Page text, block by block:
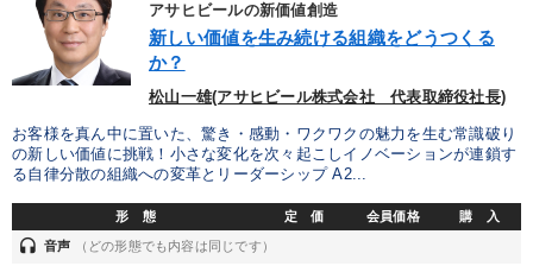
アサヒビールの新価値創造
新しい価値を生み続ける組織をどうつくる
か？
松山一雄(アサヒビール株式会社 代表取締役社長)
お客様を真ん中に置いた、驚き・感動・ワクワクの魅力を生む常識破り
の新しい価値に挑戦！小さな変化を次々起こしイノベーションが連鎖す
る自律分散の組織への変革とリーダーシップ A2...
形 態 定 価 会員価格 購 入
headset 音声 （どの形態でも内容は同じです）